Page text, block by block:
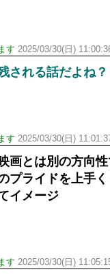
す 2025/03/30(日)
される話だよね？
す 2025/03/30(日)
画とは別の方向
プライドを上手
イメージ
す 2025/03/30(日)